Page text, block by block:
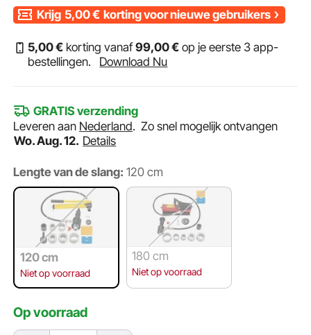
Krijg 5,00€ korting voor nieuwe gebruikers
5,00€ korting vanaf99,00€ op je eerste 3 app-
bestellingen.
Download Nu
GRATIS verzending
Leveren aan Nederland.Zo snel mogelijk ontvangen
Wo. Aug. 12. Details
Lengte van de slang: 120 cm
120 cm
Niet op voorraad
180 cm
Niet op voorraad
Op voorraad